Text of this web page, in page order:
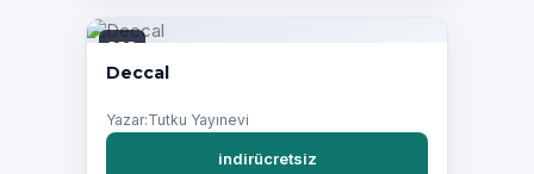
PDF
Deccal
Yazar:Tutku Yayınevi
indirücretsiz